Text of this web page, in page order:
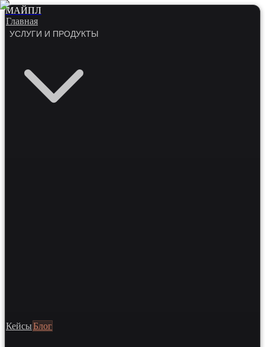
МАЙПЛ
Главная
УСЛУГИ И ПРОДУКТЫ
КейсыБлог